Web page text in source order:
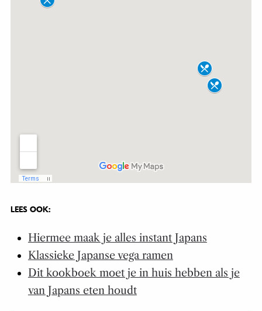
LEES OOK:
Hiermee maak je alles instant Japans
Klassieke Japanse vega ramen
Dit kookboek moet je in huis hebben als je
van Japans eten houdt